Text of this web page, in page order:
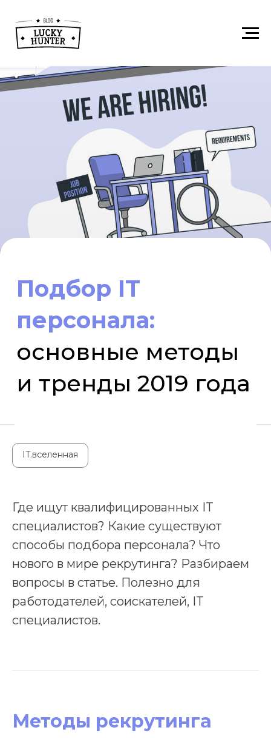
Подбор IT
персонала:
и тренды 2019 года
IT.вселенная
Где ищут квалифицированных IT
специалистов? Какие существуют
способы подбора персонала? Что
нового в мире рекрутинга? Разбираем
вопросы в статье. Полезно для
работодателей, соискателей, IT
специалистов.
Методы рекрутинга